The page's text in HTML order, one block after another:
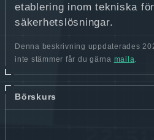
etablering inom tekniska
säkerhetslösningar.
Denna beskrivning uppdaterades
inte stämmer får du gärna maila.
Börskurs